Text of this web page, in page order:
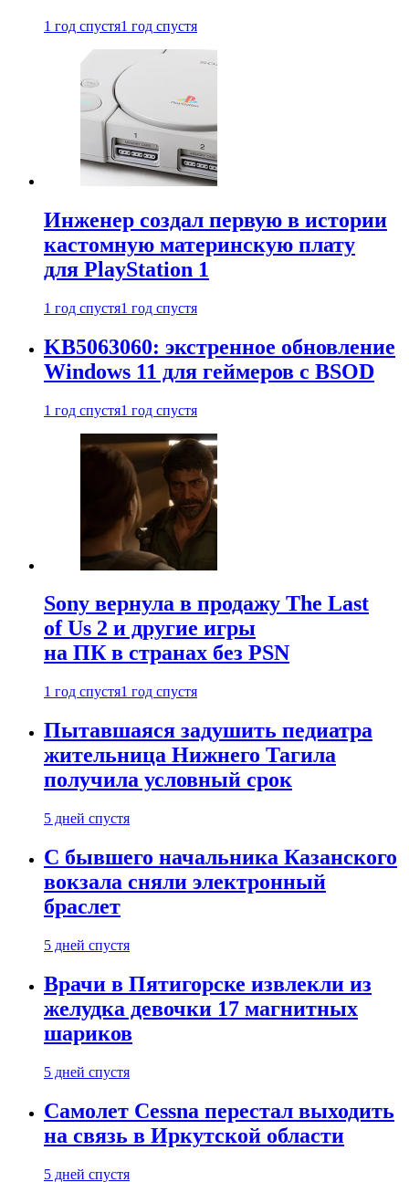
1 год спустя1 год спустя
Инженер создал первую в истории
кастомную материнскую плату
для PlayStation 1
1 год спустя1 год спустя
KB5063060: экстренное обновление
Windows 11 для геймеров с BSOD
1 год спустя1 год спустя
Sony вернула в продажу The Last
of Us 2 и другие игры
на ПК в странах без PSN
1 год спустя1 год спустя
Пытавшаяся задушить педиатра
жительница Нижнего Тагила
получила условный срок
5 дней спустя
С бывшего начальника Казанского
вокзала сняли электронный
браслет
5 дней спустя
Врачи в Пятигорске извлекли из
желудка девочки 17 магнитных
шариков
5 дней спустя
Самолет Cessna перестал выходить
на связь в Иркутской области
5 дней спустя